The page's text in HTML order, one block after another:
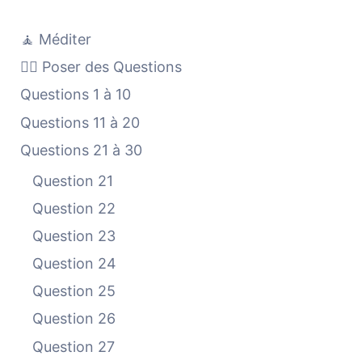
🧘 Méditer
🙋‍♀️ Poser des Questions
Questions 1 à 10
Questions 11 à 20
Questions 21 à 30
Question 21
Question 22
Question 23
Question 24
Question 25
Question 26
Question 27